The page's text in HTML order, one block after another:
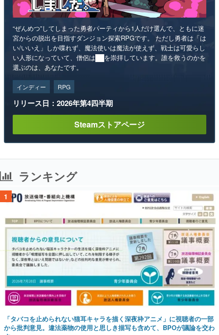
“ぜんめつ”してしまった勇者パーティから1人だけ選んで、ともに迷
宮からの脱出を目指すダンジョン探索RPGです。 ただし勇者は「は
い/いいえ」しか喋れず、魔法使いは魔法が使えず、戦士は可愛らし
い人形になっていて、僧侶は██を崇拝しています。誰を救うのかを
選ぶのは、あなたです。
インディー RPG
リリース日：2026年第4四半期
Steamストアページ
ランキング
1
「タバコを止められない猫耳キャラを描く深夜枠アニメ」に視聴者の一部
から批判意見。違法薬物の使用と思しき描写も含めて、BPOが議論を交わ